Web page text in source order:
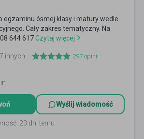
egzaminu ósmej klasy i matury wedle
Cały zakres tematyczny. Na
644 617Czytaj więcej
innych 297 opinii
Wyślij wiadomość
23 dni temu